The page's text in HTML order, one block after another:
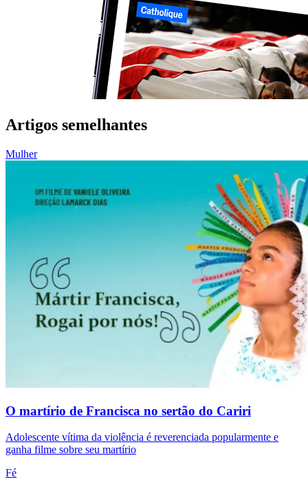
Artigos semelhantes
Mulher
O martírio de Francisca no sertão do Cariri
Adolescente vítima da violência é reverenciada popularmente e
ganha filme sobre seu martírio
Fé